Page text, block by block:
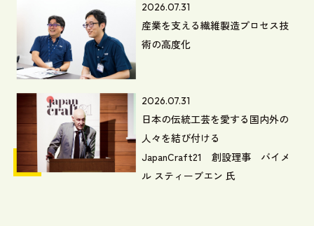
2026.07.31
産業を支える繊維製造プロセス技
術の高度化
2026.07.31
日本の伝統工芸を愛する国内外の
人々を結び付ける
JapanCraft21 創設理事 バイメ
ル スティーブエン 氏